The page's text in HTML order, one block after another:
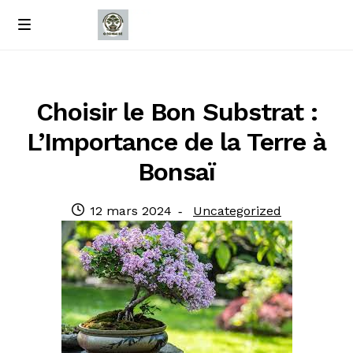
Passer
Passer
M
À propos de nous
Contact
Choisir le Bon Substrat :
L’Importance de la Terre à
Bonsaï
Publié
le
12 mars 2024
Catégorie
:
Uncategorized